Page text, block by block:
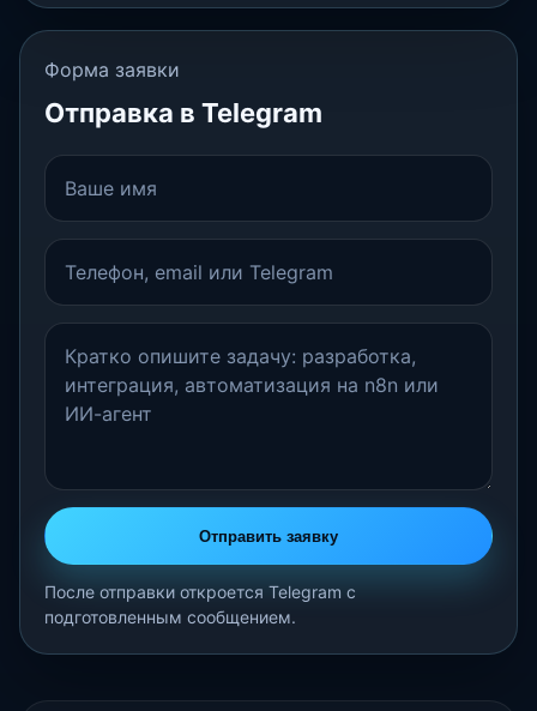
Форма заявки
Отправка в Telegram
Отправить заявку
После отправки откроется Telegram с
подготовленным сообщением.